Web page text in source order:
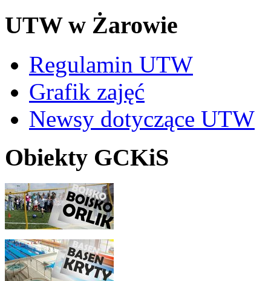
UTW w Żarowie
Regulamin UTW
Grafik zajęć
Newsy dotyczące UTW
Obiekty GCKiS